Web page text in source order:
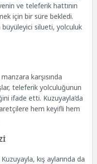
ve teleferik hattının
için bir süre bekledi.
büyüleyici silueti, yolculuk
karşısında
teleferik yolculuğunun
ifade etti. Kuzuyayla’da
hem keyifli hem
kış aylarında da